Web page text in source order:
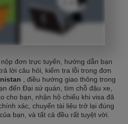
đơn trực tuyến, hướng dẫn bạn
lời câu hỏi, kiểm tra lỗi trong đơn
, điều hướng giao thông trong
đến Đại sứ quán, tìm chỗ đậu xe,
cho bạn, nhận hộ chiếu khi visa đã
xác, chuyển tài liệu trở lại đúng
bạn, và tất cả đều rất tuyệt vời.